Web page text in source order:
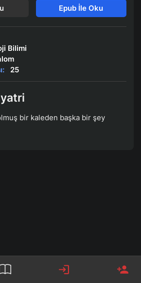
Epub İle Oku
Bilimi
25
bir kaleden başka bir şey